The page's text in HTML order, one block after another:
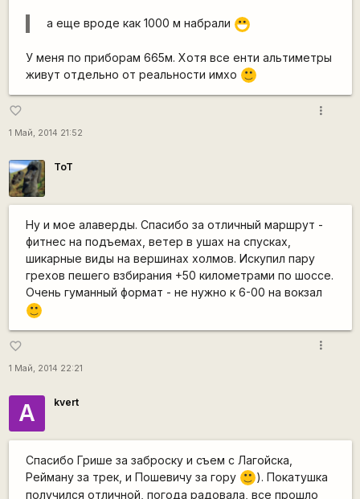
а еще вроде как 1000 м набрали :D
У меня по приборам 665м. Хотя все енти альтиметры
живут отдельно от реальности имхо
:)
favorite_border
1 Май, 2014 21:52
more_vert
ToT
Ну и мое алаверды. Спасибо за отличный маршрут -
фитнес на подъемах, ветер в ушах на спусках,
шикарные виды на вершинах холмов. Искупил пару
грехов пешего взбирания +50 километрами по шоссе.
Очень гуманный формат - не нужно к 6-00 на вокзал
:)
favorite_border
1 Май, 2014 22:21
more_vert
А kvert
Спасибо Грише за заброску и съем с Лагойска,
Рейману за трек, и Пошевичу за гору :) ). Покатушка
получился отличной, погода радовала, все прошло